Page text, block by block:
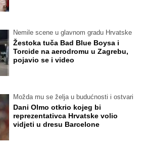
Nemile scene u glavnom gradu Hrvatske
Žestoka tuča Bad Blue Boysa i
Torcide na aerodromu u Zagrebu,
pojavio se i video
Možda mu se želja u budućnosti i ostvari
Dani Olmo otkrio kojeg bi
reprezentativca Hrvatske volio
vidjeti u dresu Barcelone